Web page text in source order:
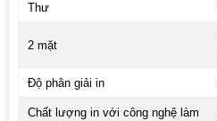
Thư
2 mặt
Độ phân giải in
Chất lượng in với công nghệ làm